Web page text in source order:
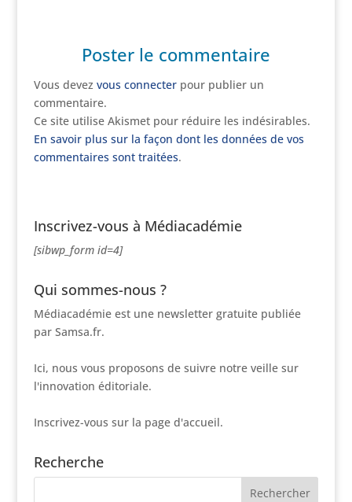
Poster le commentaire
Vous devez vous connecterpour publier un
commentaire.
Ce site utilise Akismet pour réduire les indésirables.
En savoir plus sur la façon dont les données de vos
commentaires sont traitées.
Inscrivez-vous à Médiacadémie
[sibwp_form id=4]
Qui sommes-nous ?
Médiacadémie est une newsletter gratuite publiée
par Samsa.fr.
Ici, nous vous proposons de suivre notre veille sur
l'innovation éditoriale.
Inscrivez-vous sur la page d'accueil.
Recherche